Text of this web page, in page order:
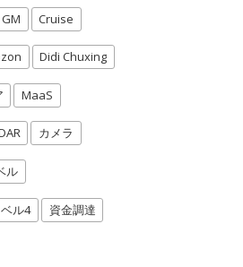
GM Cruise
Didi Chuxing
MaaS
カメラ
ル
ル4 資金調達